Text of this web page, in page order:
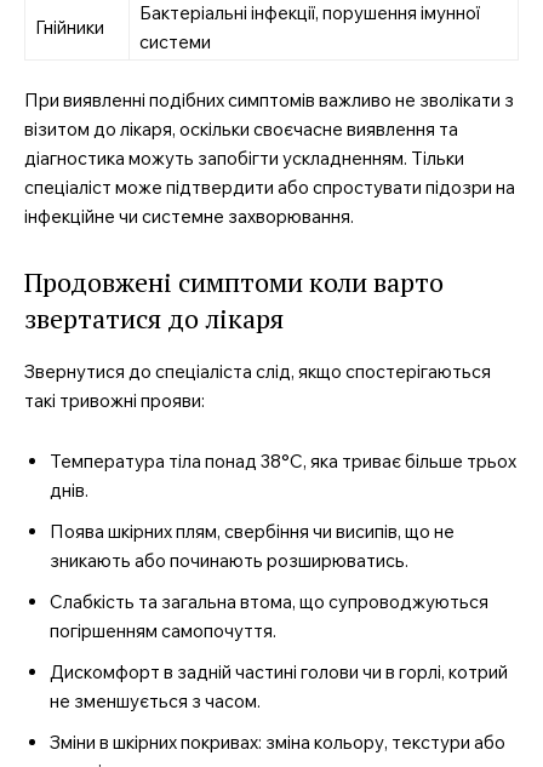
Гнійники
Бактеріальні інфекції, порушення імунної
системи
При виявленні подібних симптомів важливо не зволікати з
візитом до лікаря, оскільки своєчасне виявлення та
діагностика можуть запобігти ускладненням. Тільки
спеціаліст може підтвердити або спростувати підозри на
інфекційне чи системне захворювання.
Продовжені симптоми коли варто
звертатися до лікаря
Звернутися до спеціаліста слід, якщо спостерігаються
такі тривожні прояви:
Температура тіла понад 38°C, яка триває більше трьох
днів.
Поява шкірних плям, свербіння чи висипів, що не
зникають або починають розширюватись.
Слабкість та загальна втома, що супроводжуються
погіршенням самопочуття.
Дискомфорт в задній частині голови чи в горлі, котрий
не зменшується з часом.
Зміни в шкірних покривах: зміна кольору, текстури або